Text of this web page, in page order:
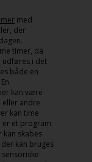
med
der
timer, da
udføres i det
både en
kan være
andre
kan time
er et program
kan skabes
kan bruges